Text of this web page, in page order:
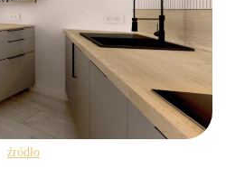
źródło